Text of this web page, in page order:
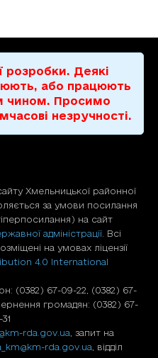
розробки. Деякі
або працюють
чином. Просимо
незручності.
Хмельницької районної
за умови посилання
на сайт
адміністрації . Всі
на умовах ліцензії
4.0 International
(0382) 67-09-22, (0382) 67-
громадян: (0382) 67-
rda.gov.ua , запит на
rda.gov.ua , відділ